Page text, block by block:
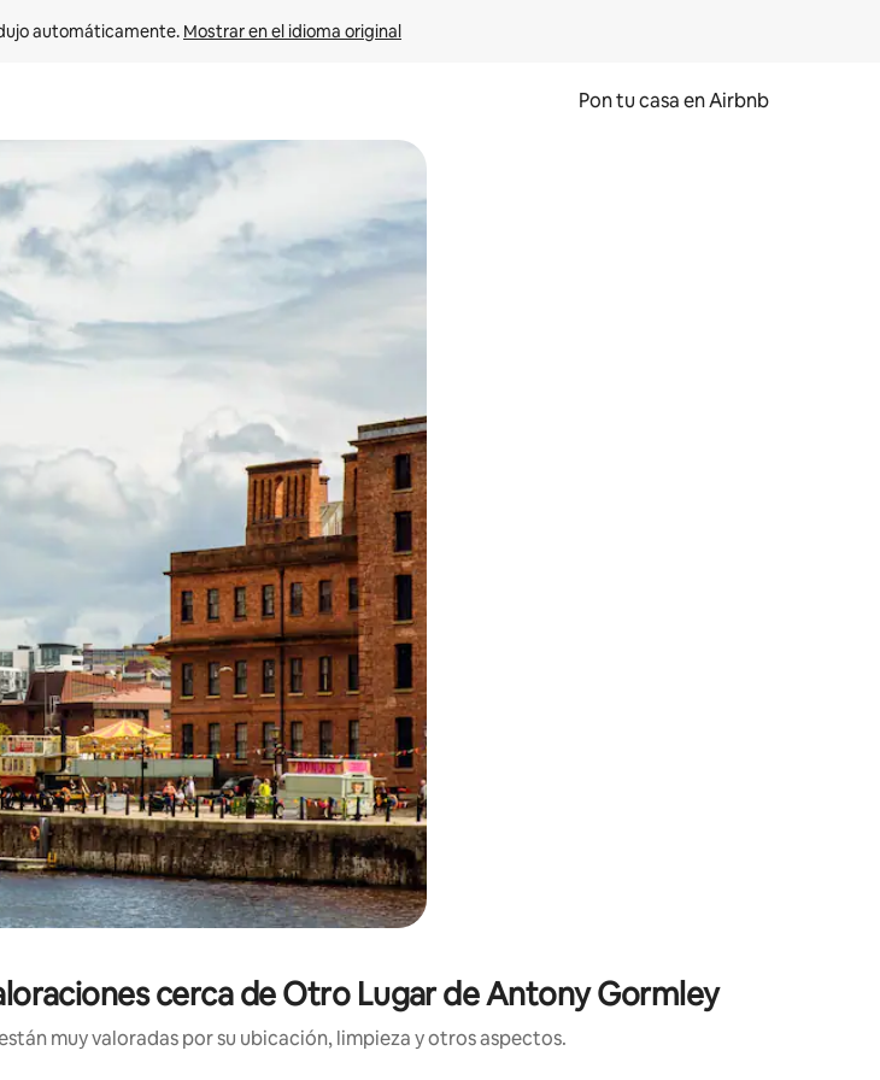
automáticamente. Mostrar en el idioma original
Pon tu casa en Airbnb
arriba y hacia abajo o explora con el tacto o desliza el dedo.
cerca de Otro Lugar de Antony Gormley
muy valoradas por su ubicación, limpieza y otros aspectos.